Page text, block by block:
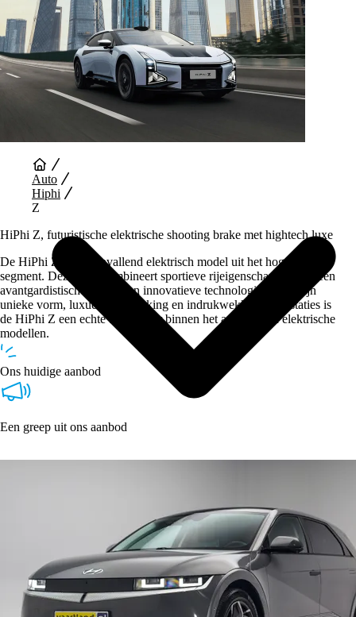
Auto
Hiphi
Z
HiPhi Z, futuristische elektrische shooting brake met hightech luxe
De HiPhi Z is een opvallend elektrisch model uit het hogere
segment. Deze auto combineert sportieve rijeigenschappen met een
avantgardistisch ontwerp en innovatieve technologie. Door zijn
unieke vorm, luxueuze afwerking en indrukwekkende prestaties is
de HiPhi Z een echte blikvanger binnen het aanbod van elektrische
modellen.
Ons huidige aanbod
Een greep uit ons aanbod